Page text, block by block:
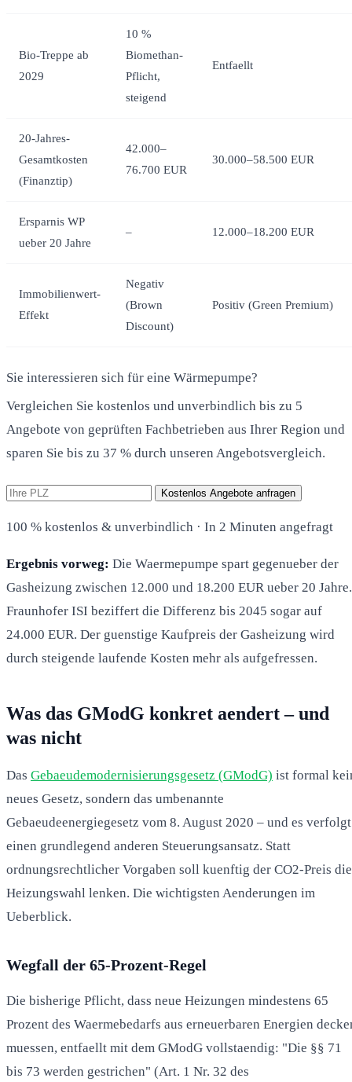
Bio-Treppe ab
2029
10 %
Biomethan-
Pflicht,
steigend
Entfaellt
20-Jahres-
Gesamtkosten
(Finanztip)
42.000–
76.700 EUR
30.000–58.500 EUR
Ersparnis WP
ueber 20 Jahre
– 12.000–18.200 EUR
Immobilienwert-
Effekt
Negativ
(Brown
Discount)
Positiv (Green Premium)
Sie interessieren sich für eine Wärmepumpe?
Vergleichen Sie kostenlos und unverbindlich bis zu 5
Angebote von geprüften Fachbetrieben aus Ihrer Region und
sparen Sie bis zu 37 % durch unseren Angebotsvergleich.
Kostenlos Angebote anfragen
100 % kostenlos & unverbindlich · In 2 Minuten angefragt
Ergebnis vorweg: Die Waermepumpe spart gegenueber der
Gasheizung zwischen 12.000 und 18.200 EUR ueber 20 Jahre.
Fraunhofer ISI beziffert die Differenz bis 2045 sogar auf
24.000 EUR. Der guenstige Kaufpreis der Gasheizung wird
durch steigende laufende Kosten mehr als aufgefressen.
Was das GModG konkret aendert – und
was nicht
Das Gebaeudemodernisierungsgesetz (GModG) ist formal
neues Gesetz, sondern das umbenannte
Gebaeudeenergiegesetz vom 8. August 2020 – und es verfolgt
einen grundlegend anderen Steuerungsansatz. Statt
ordnungsrechtlicher Vorgaben soll kuenftig der CO2-Preis die
Heizungswahl lenken. Die wichtigsten Aenderungen im
Ueberblick.
Wegfall der 65-Prozent-Regel
Die bisherige Pflicht, dass neue Heizungen mindestens 65
Prozent des Waermebedarfs aus erneuerbaren Energien
muessen, entfaellt mit dem GModG vollstaendig: "Die §§ 71
bis 73 werden gestrichen" (Art. 1 Nr. 32 des